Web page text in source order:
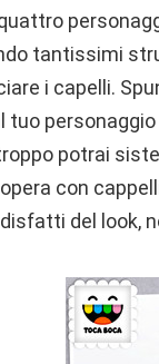
tantissimi
i capelli.
tuo
potrai
con
del look,